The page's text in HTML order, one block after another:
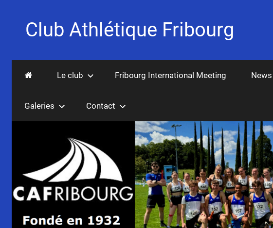
contenu
Club Athlétique Fribourg
en
1932
Le club Fribourg International Meeting News
Galeries Contact